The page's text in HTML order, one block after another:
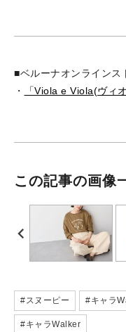
■ベルーナオンラインス
・
「Viola e Viola(ヴィ
この記事の画像
#スヌーピー #キャラ
#キャラWalker